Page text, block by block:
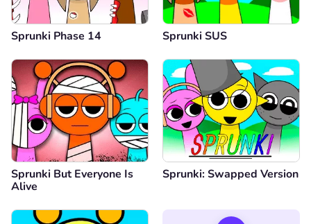
Sprunki Phase 14 Sprunki SUS
Sprunki But Everyone Is
Alive
Sprunki: Swapped Version